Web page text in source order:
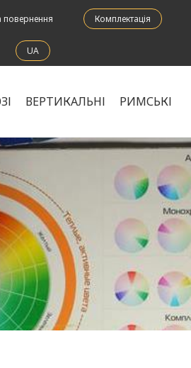
повернення Комплектація
UA
ВЕРТИКАЛЬНІ РИМСЬКІ